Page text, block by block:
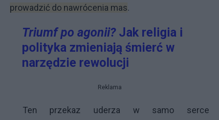
prowadzić do nawrócenia mas.
Triumf po agonii? Jak religia i
polityka zmieniają śmierć w
narzędzie rewolucji
Reklama
Ten przekaz uderza w samo serce